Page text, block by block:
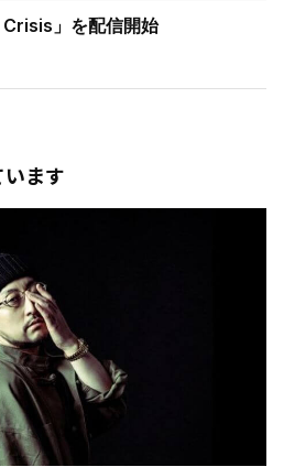
」を配信開始
ます